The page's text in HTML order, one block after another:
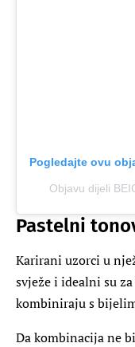
Pogledajte ovu
Objavu dijeli
Pastelni
Karirani uzorci u
svježe i idealni su
kombiniraju s
Da kombinacija ne